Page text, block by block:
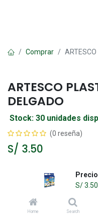
S/3.50
Home Search
Comprar
ARTESCO
DELGADO
Stock: 30 unidades
(0 reseña)
S/ 3.50
Agregar a la lista de